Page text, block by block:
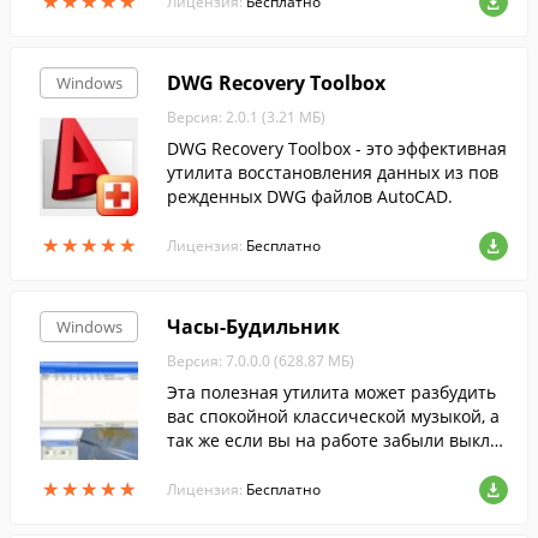
Windows
★★★★★
★★★★★
DWG Recovery Toolbox
Версия: 2.0.1 (3.21 МБ)
DWG Recovery Toolbox - это эффективная
утилита восстановления данных из пов
режденных DWG файлов AutoCAD.
Лицензия: Бесплатно
Windows
★★★★★
★★★★★
Часы-Будильник
Версия: 7.0.0.0 (628.87 МБ)
Эта полезная утилита может разбудить
вас спокойной классической музыкой, а
так же если вы на работе забыли выклю
Лицензия: Бесплатно